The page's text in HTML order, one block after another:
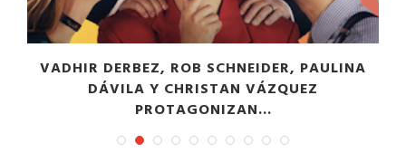
VADHIR DERBEZ, ROB SCHNEIDER, PAULINA
DÁVILA Y CHRISTAN VÁZQUEZ
PROTAGONIZAN...